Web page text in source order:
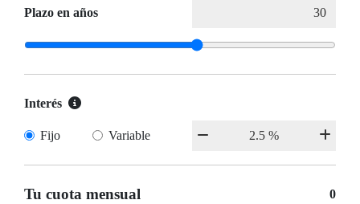
Plazo en años
Interés
Fijo Variable
Tu cuota mensual 0